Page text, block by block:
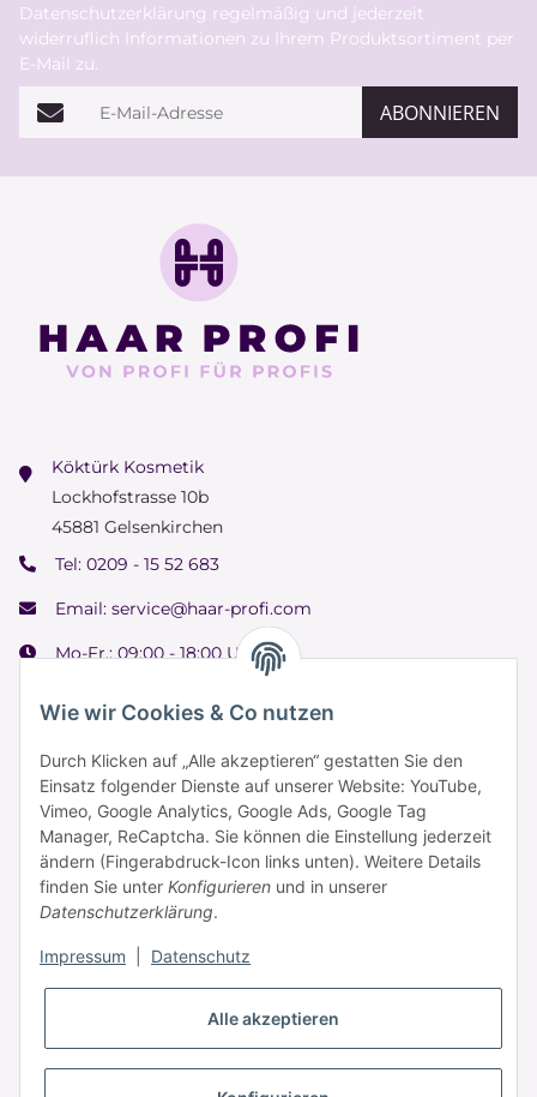
Wie wir Cookies & Co nutzen
Durch Klicken auf „Alle akzeptieren“ gestatten Sie den
Einsatz folgender Dienste auf unserer Website: YouTube,
Vimeo, Google Analytics, Google Ads, Google Tag
Manager, ReCaptcha. Sie können die Einstellung jederzeit
ändern (Fingerabdruck-Icon links unten). Weitere Details
finden Sie unter Konfigurieren und in unserer
Datenschutzerklärung.
Impressum Datenschutz
Alle akzeptieren
Datenschutzerklärung regelmäßig und jederzeit
widerruflich Informationen zu Ihrem Produktsortiment per
E-Mail zu.
E-Mail-Adresse ABONNIEREN
Köktürk Kosmetik
Lockhofstrasse 10b
45881 Gelsenkirchen
Tel: 0209 - 15 52 683
Email: service@haar-profi.com
Mo-Fr.: 09:00 - 18:00 Uhr
Samstag: 09:00 - 15:00 Uhr
Informationen
Zahlung & Versand